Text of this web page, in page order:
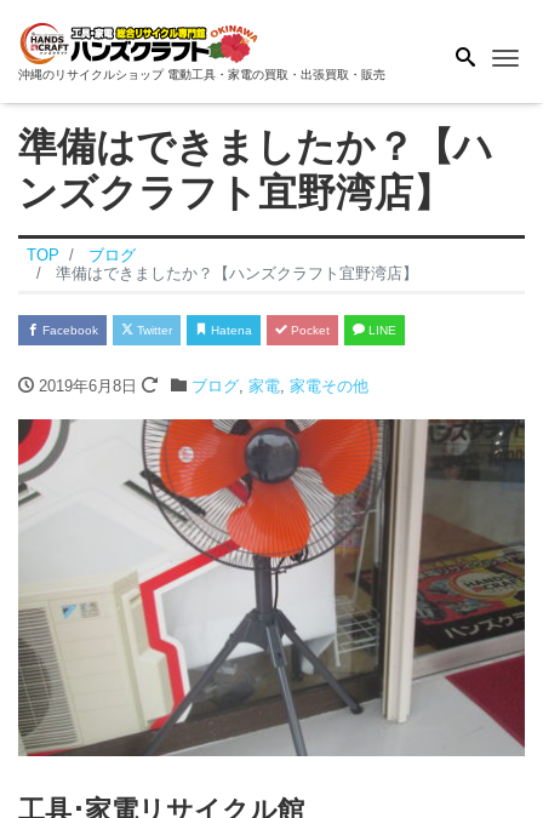
沖縄のリサイクルショップ 電動工具・家電の買取・出張買取・販売
準備はできましたか？【ハ
ンズクラフト宜野湾店】
TOP
ブログ
準備はできましたか？【ハンズクラフト宜野湾店】
Facebook Twitter Hatena Pocket LINE
2019年6月8日 ブログ, 家電, 家電その他
工具･家電リサイクル館